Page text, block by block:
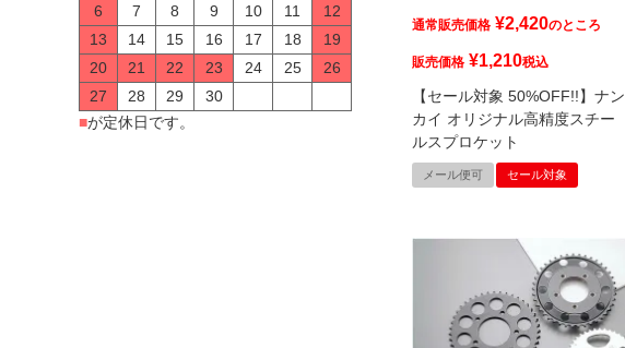
6
7 8 9 10 11
12
13
14 15 16 17 18
19
20
21 22 23 24 25
26
27
28 29
30
■が定休日です。
通常販売価格 ¥2,420のところ
販売価格 ¥1,210税込
【セール対象 50%OFF!!】ナン
カイ オリジナル高精度スチー
ルスプロケット
メール便可 セール対象